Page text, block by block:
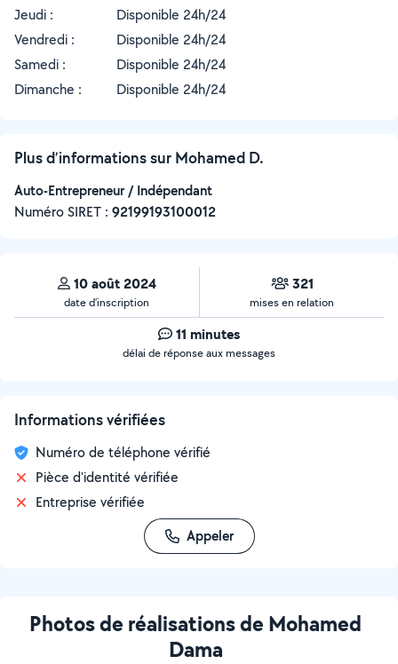
Jeudi :
Disponible 24h/24
Vendredi :
Disponible 24h/24
Samedi :
Disponible 24h/24
Dimanche :
Disponible 24h/24
Plus d’informations sur Mohamed D.
Auto-Entrepreneur / Indépendant
Numéro SIRET : ‍92199193100012
10 août 2024
date d’inscription
321
mises en relation
11 minutes
délai de réponse aux messages
Informations vérifiées
Numéro de téléphone vérifié
Pièce d'identité vérifiée
Entreprise vérifiée
Appeler
Photos de réalisations de Mohamed
Dama